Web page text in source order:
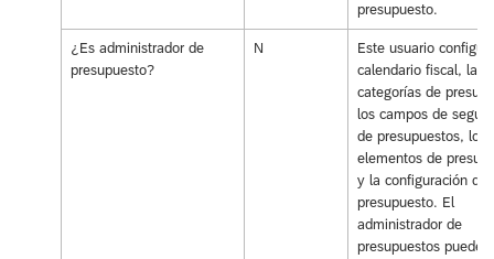
presupuesto.
¿Es administrador de
presupuesto?
N
Este usuario
calendario fiscal, las
categorías de
los campos de
de presupuestos, los
elementos de
y la configuración de
presupuesto. El
administrador de
presupuestos puede